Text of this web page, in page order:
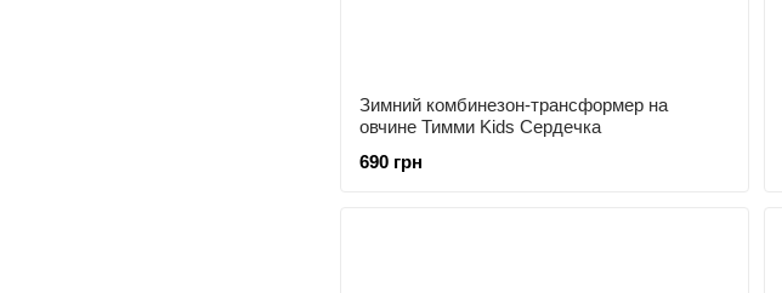
Зимний комбинезон-трансформер на
овчине Тимми Kids Сердечка
690 грн